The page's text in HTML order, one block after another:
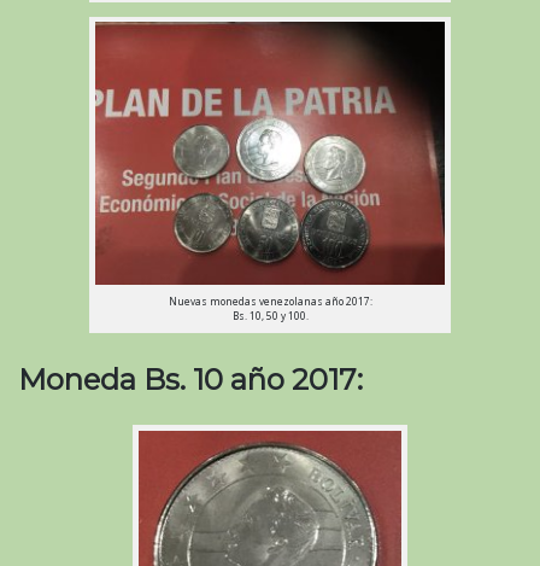
Nuevas monedas venezolanas año 2017:
Bs. 10, 50 y 100.
Moneda Bs. 10 año 2017: